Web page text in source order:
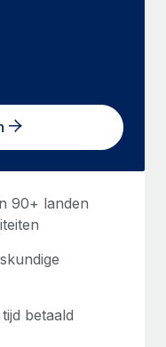
90+ landen
betaald